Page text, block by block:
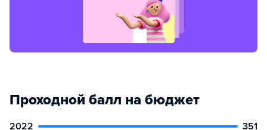
Проходной балл на бюджет
2022
351